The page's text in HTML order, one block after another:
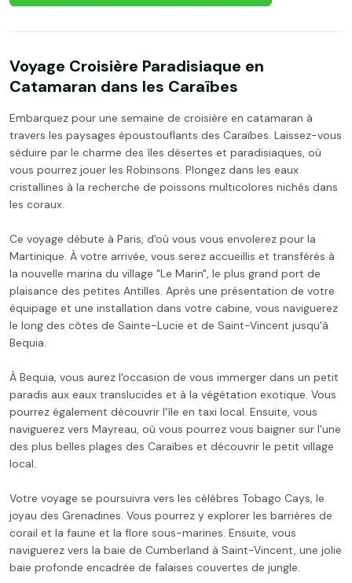
Voyage Croisière Paradisiaque en
Catamaran dans les Caraïbes
Embarquez pour une semaine de croisière en catamaran à
travers les paysages époustouflants des Caraïbes. Laissez-vous
séduire par le charme des îles désertes et paradisiaques, où
vous pourrez jouer les Robinsons. Plongez dans les eaux
cristallines à la recherche de poissons multicolores nichés dans
les coraux.
Ce voyage débute à Paris, d'où vous vous envolerez pour la
Martinique. À votre arrivée, vous serez accueillis et transférés à
la nouvelle marina du village "Le Marin", le plus grand port de
plaisance des petites Antilles. Après une présentation de votre
équipage et une installation dans votre cabine, vous naviguerez
le long des côtes de Sainte-Lucie et de Saint-Vincent jusqu'à
Bequia.
À Bequia, vous aurez l'occasion de vous immerger dans un petit
paradis aux eaux translucides et à la végétation exotique. Vous
pourrez également découvrir l'île en taxi local. Ensuite, vous
naviguerez vers Mayreau, où vous pourrez vous baigner sur l'une
des plus belles plages des Caraïbes et découvrir le petit village
local.
Votre voyage se poursuivra vers les célèbres Tobago Cays, le
joyau des Grenadines. Vous pourrez y explorer les barrières de
corail et la faune et la flore sous-marines. Ensuite, vous
naviguerez vers la baie de Cumberland à Saint-Vincent, une jolie
baie profonde encadrée de falaises couvertes de jungle.